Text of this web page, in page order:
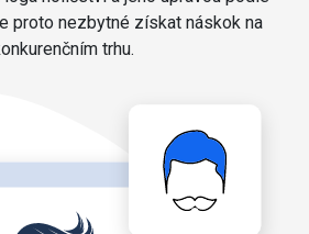
proto nezbytné získat náskok na
trhu.